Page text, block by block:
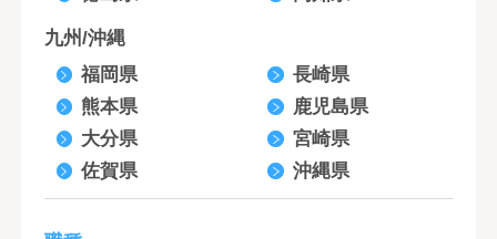
九州/沖縄
福岡県
長崎県
熊本県
鹿児島県
大分県
宮崎県
佐賀県
沖縄県